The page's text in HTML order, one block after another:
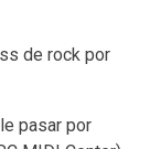
de rock por
pasar por